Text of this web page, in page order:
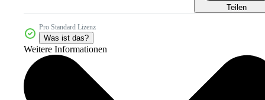
Teilen
Pro Standard Lizenz
Was ist das?
Weitere Informationen